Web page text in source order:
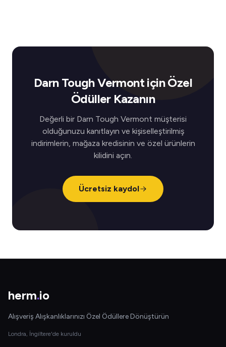
Darn Tough Vermont için Özel
Ödüller Kazanın
Değerli bir Darn Tough Vermont müşterisi
olduğunuzu kanıtlayın ve kişiselleştirilmiş
indirimlerin, mağaza kredisinin ve özel ürünlerin
kilidini açın.
Ücretsiz kaydol
herm.io
Alışveriş Alışkanlıklarınızı Özel Ödüllere Dönüştürün
Londra, İngiltere'de kuruldu